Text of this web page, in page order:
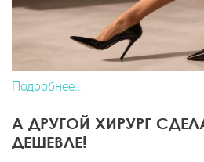
Подробнее...
А ДРУГОЙ ХИРУРГ
ДЕШЕВЛЕ!